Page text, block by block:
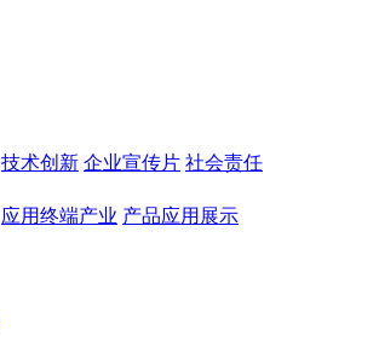
技术创新 企业宣传片 社会责任
应用终端产业 产品应用展示